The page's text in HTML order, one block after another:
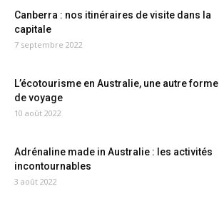
Canberra : nos itinéraires de visite dans la
capitale
7 septembre 2022
L’écotourisme en Australie, une autre forme
de voyage
10 août 2022
Adrénaline made in Australie : les activités
incontournables
3 août 2022